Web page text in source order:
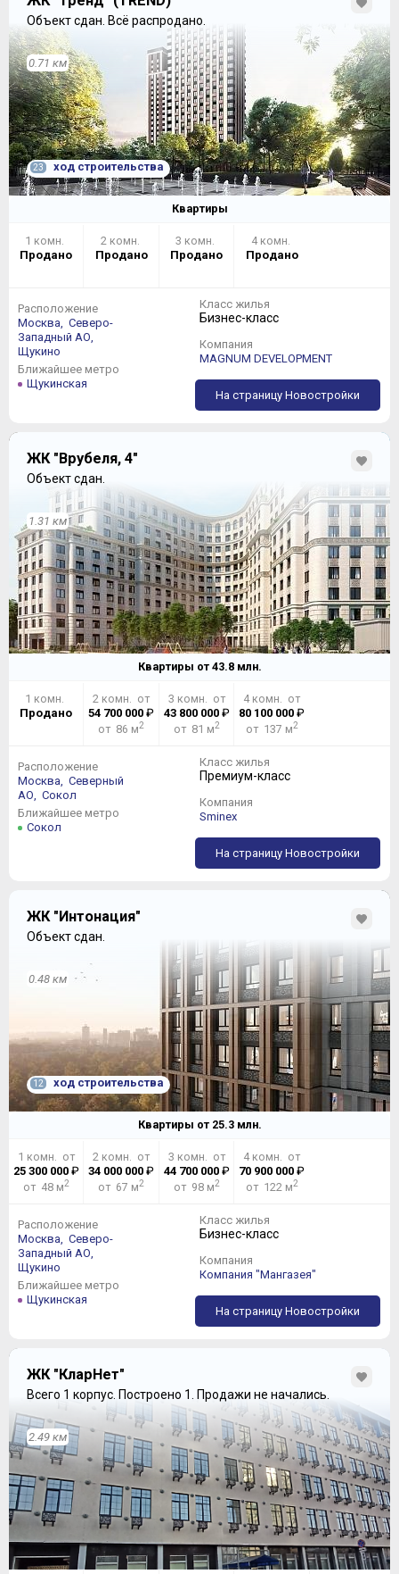
Объект сдан. Всё распродано.
0.71 км
23 ход строительства
Квартиры
1 комн.
Продано
2 комн.
Продано
3 комн.
Продано
4 комн.
Продано
Расположение
Москва, Северо-
Западный АО,
Щукино
Ближайшее метро
Щукинская
Класс жилья
Бизнес-класс
Компания
MAGNUM DEVELOPMENT
На страницу Новостройки
ЖК "Врубеля, 4"
Объект сдан.
1.31 км
Квартиры от 43.8млн.
1 комн.
Продано
2 комн. от
54 700 000 ₽
от 86 м2
3 комн. от
43 800 000₽
от 81 м2
4 комн. от
80 100 000 ₽
от 137 м2
Расположение
Москва, Северный
АО, Сокол
Ближайшее метро
Сокол
Класс жилья
Премиум-класс
Компания
Sminex
На страницу Новостройки
ЖК "Интонация"
Объект сдан.
0.48 км
12 ход строительства
Квартиры от 25.3млн.
1 комн. от
25 300 000₽
от 48 м2
2 комн. от
34 000 000 ₽
от 67 м2
3 комн. от
44 700 000₽
от 98 м2
4 комн. от
70 900 000 ₽
от 122 м2
Расположение
Москва, Северо-
Западный АО,
Щукино
Ближайшее метро
Щукинская
Класс жилья
Бизнес-класс
Компания
Компания "Мангазея"
На страницу Новостройки
ЖК "КларНет"
Всего 1 корпус. Построено 1. Продажи не начались.
2.49 км